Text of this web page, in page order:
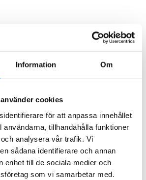
Information Om
cookies
för att anpassa innehållet
användarna, tillhandahålla funktioner
analysera vår trafik. Vi
sådana identifierare och annan
enhet till de sociala medier och
som vi samarbetar med.
med Titan Fitness Camp? –
11-28
lanserar träningsapp
04-29